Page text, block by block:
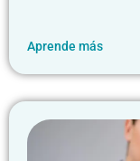
Aprende más